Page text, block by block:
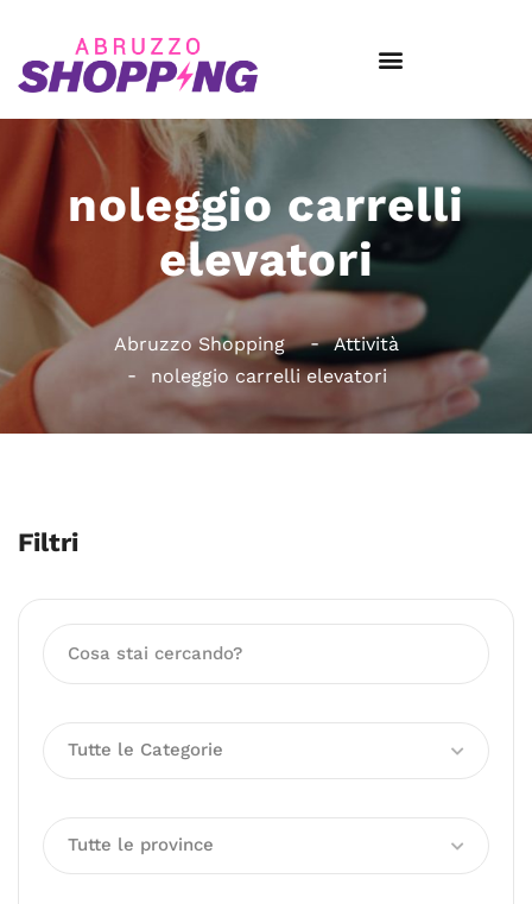
noleggio carrelli
elevatori
Abruzzo Shopping
Attività
noleggio carrelli elevatori
Filtri
Tutte le Categorie
Tutte le province